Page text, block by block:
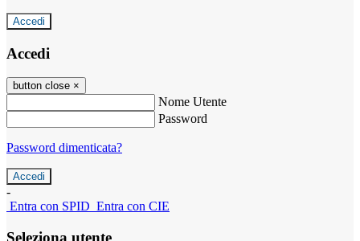
Accedi
Accedi
button close ×
Nome Utente
Password
Password dimenticata?
-
Entra con SPID Entra con CIE
Seleziona utente